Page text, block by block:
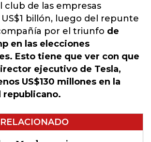
club de las empresas
billón, luego del repunte
por el triunfo de
en las elecciones
Esto tiene que ver con que
ejecutivo de Tesla,
US$130 millones en la
republicano.